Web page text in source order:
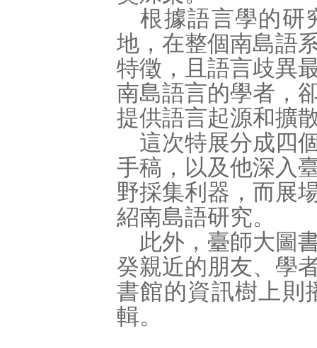
根據語言學的研
地，在整個南島語
特徵，且語言歧異
南島語言的學者，
提供語言起源和擴
這次特展分成四
手稿，以及他深入
野採集利器，而展
紹南島語研究。
此外，臺師大圖
癸親近的朋友、學
書館的資訊樹上則
輯。